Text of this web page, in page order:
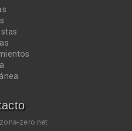
zero.net